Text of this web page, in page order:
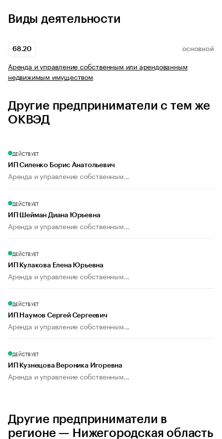
Виды деятельности
68.20 ОСНОВНОЙ
Аренда и управление собственным или арендованным
недвижимым имуществом
Другие предприниматели с тем же
ОКВЭД
ДЕЙСТВУЕТ
ИП Силенко Борис Анатольевич
Аренда и управление собственным...
ДЕЙСТВУЕТ
ИП Шейман Диана Юрьевна
Аренда и управление собственным...
ДЕЙСТВУЕТ
ИП Кулакова Елена Юрьевна
Аренда и управление собственным...
ДЕЙСТВУЕТ
ИП Наумов Сергей Сергеевич
Аренда и управление собственным...
ДЕЙСТВУЕТ
ИП Кузнецова Вероника Игоревна
Аренда и управление собственным...
Другие предприниматели в
регионе — Нижегородская область